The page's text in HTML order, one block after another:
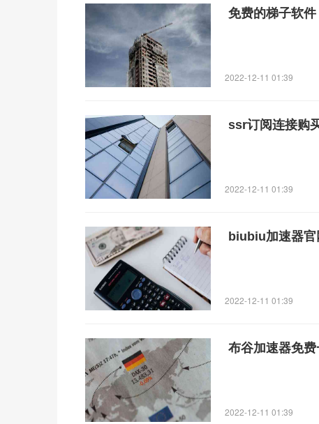
免费的梯子软件
2022-12-11 01:39
ssr订阅连接购
2022-12-11 01:39
biubiu加速器
2022-12-11 01:39
布谷加速器免
2022-12-11 01:39